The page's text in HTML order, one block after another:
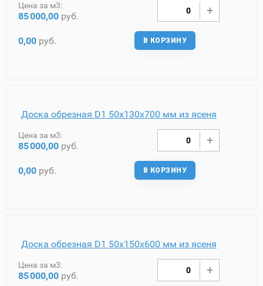
Цена за м3:
85000,00 руб.
0,00 руб. В КОРЗИНУ
Доска обрезная D1 50х130х700 мм из ясеня
Цена за м3:
85000,00 руб.
0,00 руб. В КОРЗИНУ
Доска обрезная D1 50х150х600 мм из ясеня
Цена за м3:
85000,00 руб.